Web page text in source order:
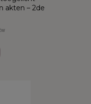
akten – 2de